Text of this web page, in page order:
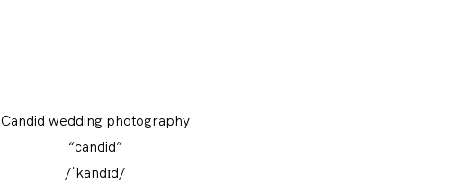
Candid wedding photography
“candid”
/ˈkandɪd/